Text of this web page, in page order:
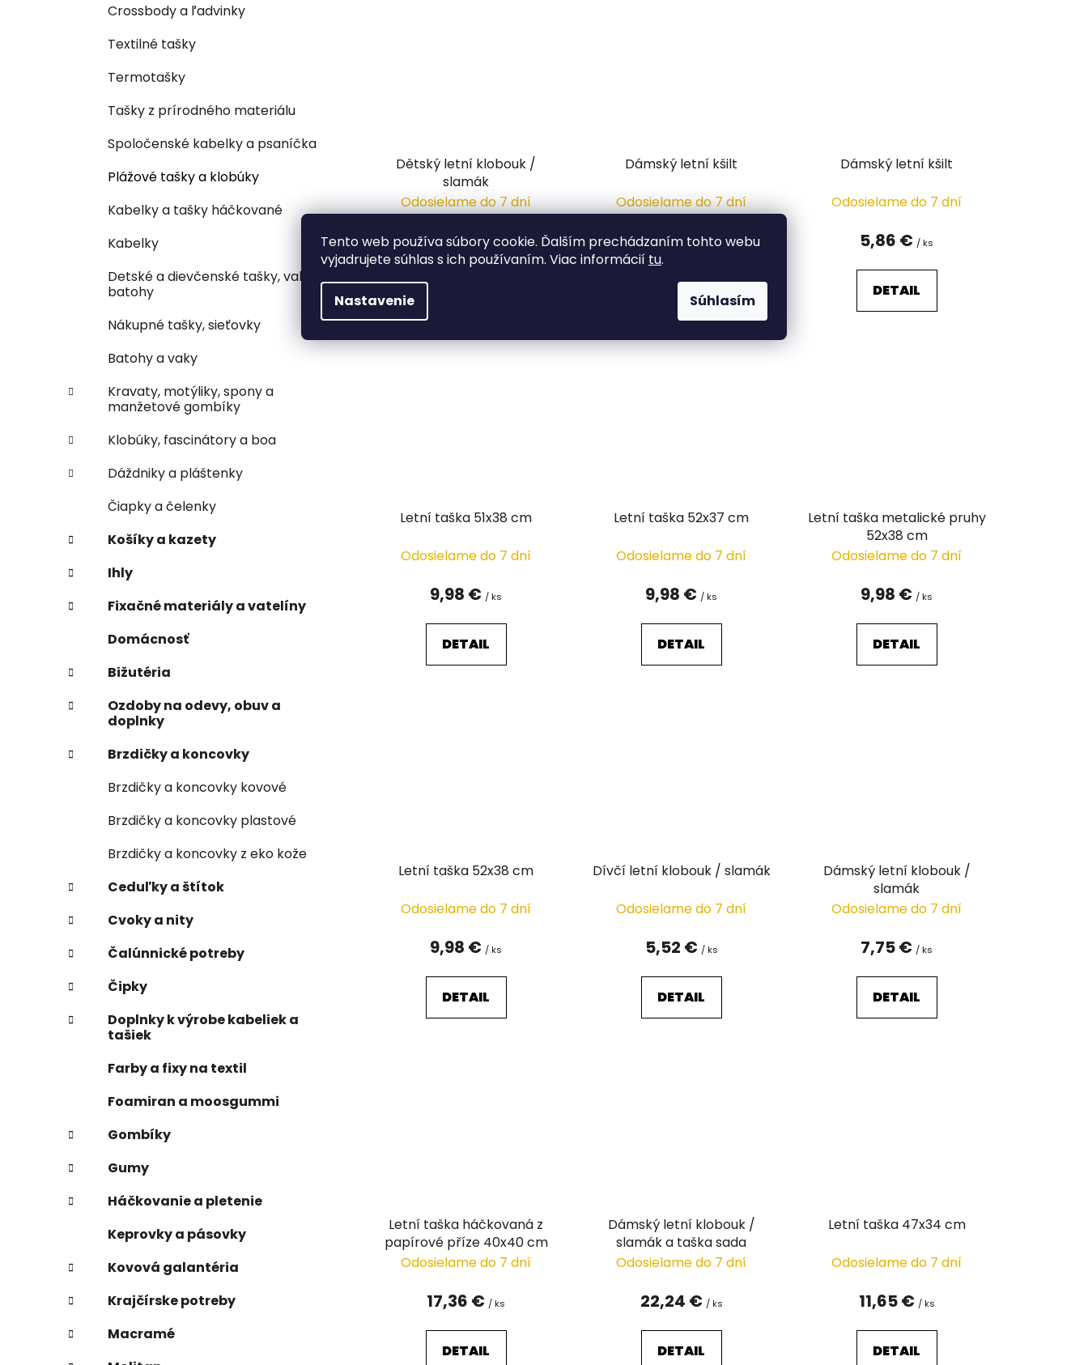
Tento web používa súbory cookie. Ďalším prechádzaním tohto webu
vyjadrujete súhlas s ich používaním. Viac informácií tu.
Nastavenie Súhlasím
Crossbody a ľadvinky
Textilné tašky
Termotašky
Tašky z prírodného materiálu
Spoločenské kabelky a psaníčka
Plážové tašky a klobúky
Kabelky a tašky háčkované
Kabelky
Detské a dievčenské tašky, vaky,
batohy
Nákupné tašky, sieťovky
Batohy a vaky
Kravaty, motýliky, spony a
manžetové gombíky
Klobúky, fascinátory a boa
Dáždniky a pláštenky
Čiapky a čelenky
Košíky a kazety
Ihly
Fixačné materiály a vatelíny
Domácnosť
Bižutéria
Ozdoby na odevy, obuv a
doplnky
Brzdičky a koncovky
Brzdičky a koncovky kovové
Brzdičky a koncovky plastové
Brzdičky a koncovky z eko kože
Ceduľky a štítok
Cvoky a nity
Čalúnnické potreby
Čipky
Doplnky k výrobe kabeliek a
tašiek
Farby a fixy na textil
Foamiran a moosgummi
Gombíky
Gumy
Háčkovanie a pletenie
Keprovky a pásovky
Kovová galantéria
Krajčírske potreby
Macramé
Dětský letní klobouk /
slamák
Odosielame do 7 dní
7,49 €/ ks
Dámský letní kšilt
Odosielame do 7 dní
10,59 €/ ks
DETAIL
Dámský letní kšilt
Odosielame do 7 dní
5,86 € / ks
DETAIL
Letní taška 51x38 cm
Odosielame do 7 dní
9,98 € / ks
DETAIL
Letní taška 52x37 cm
Odosielame do 7 dní
9,98 € / ks
DETAIL
Letní taška metalické pruhy
52x38 cm
Odosielame do 7 dní
9,98 € / ks
DETAIL
Letní taška 52x38 cm
Odosielame do 7 dní
9,98 € / ks
DETAIL
Dívčí letní klobouk / slamák
Odosielame do 7 dní
5,52 € / ks
DETAIL
Dámský letní klobouk /
slamák
Odosielame do 7 dní
7,75 € / ks
DETAIL
Letní taška háčkovaná z
papírové příze 40x40 cm
Odosielame do 7 dní
17,36 € / ks
DETAIL
Dámský letní klobouk /
slamák a taška sada
Odosielame do 7 dní
22,24 € / ks
DETAIL
Letní taška 47x34 cm
Odosielame do 7 dní
11,65 € / ks
DETAIL